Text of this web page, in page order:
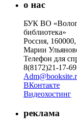
о нас
БУК ВО
библиотека»
Россия,
Марии
Телефон для
8(8172)21-17-69
ВКонтакте
Видеохостинг
реклама